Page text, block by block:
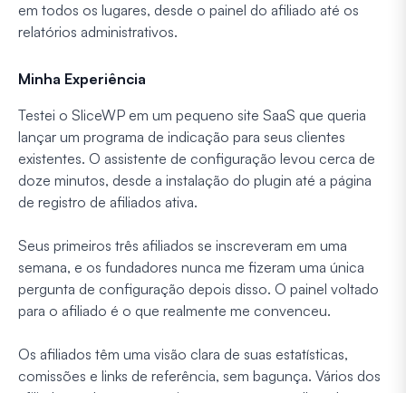
em todos os lugares, desde o painel do afiliado até os
relatórios administrativos.
Minha Experiência
Testei o SliceWP em um pequeno site SaaS que queria
lançar um programa de indicação para seus clientes
existentes. O assistente de configuração levou cerca de
doze minutos, desde a instalação do plugin até a página
de registro de afiliados ativa.
Seus primeiros três afiliados se inscreveram em uma
semana, e os fundadores nunca me fizeram uma única
pergunta de configuração depois disso. O painel voltado
para o afiliado é o que realmente me convenceu.
Os afiliados têm uma visão clara de suas estatísticas,
comissões e links de referência, sem bagunça. Vários dos